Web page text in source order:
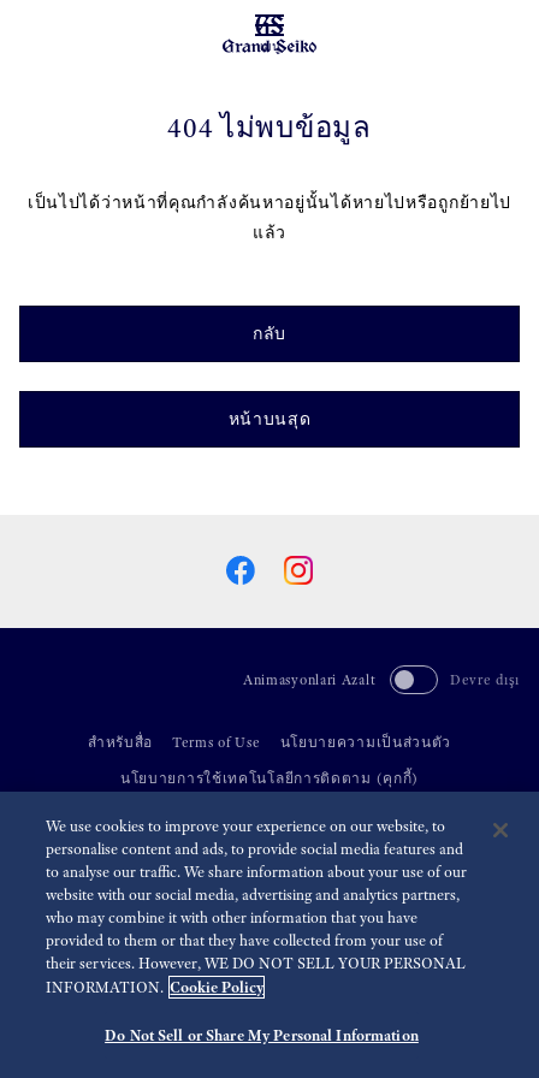
เมนู
404 ไม่พบข้อมูล
เป็นไปได้ว่าหน้าที่คุณกำลังค้นหาอยู่นั้นได้หายไปหรือถูกย้ายไป
แล้ว
กลับ
หน้าบนสุด
Animasyonlari Azalt Devre dışı
สำหรับสื่อ Terms of Use นโยบายความเป็นส่วนตัว
นโยบายการใช้เทคโนโลยีการติดตาม (คุกกี้)
© 2026 Seiko Watch Corporation
We use cookies to improve your experience on our website, to
personalise content and ads, to provide social media features and
to analyse our traffic. We share information about your use of our
website with our social media, advertising and analytics partners,
who may combine it with other information that you have
provided to them or that they have collected from your use of
their services. However, WE DO NOT SELL YOUR PERSONAL
INFORMATION. Cookie Policy
Do Not Sell or Share My Personal Information